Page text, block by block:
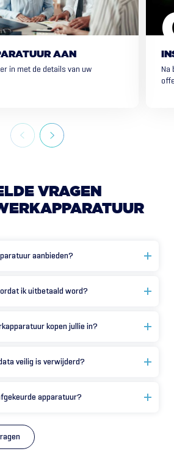
AAN
in met de details van uw
Na
VRAGEN
aanbieden?
ik uitbetaald word?
kopen jullie in?
veilig is verwijderd?
apparatuur?